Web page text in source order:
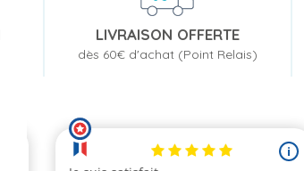
LIVRAISON OFFERTE
dès 60€ d'achat (Point Relais)